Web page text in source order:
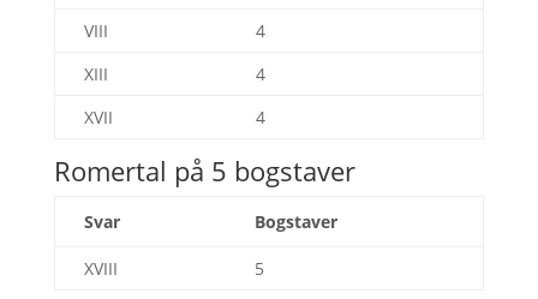
VIII
4
XIII
4
XVII
4
Romertal på 5 bogstaver
Svar Bogstaver
XVIII 5